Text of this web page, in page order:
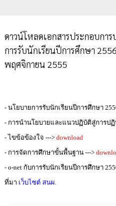
ดาวน์โหลดเอกสารประกอบกา
การรับนักเรียนปีการศึกษา
พฤศจิกายน 2555
- นโยบายการรับนักเรียนปีการศึกษา
- การนำนโยบายและแนวปฏิบัติสู่การป
- ไขข้อข้องใจ ---> download
- การจัดการศึกษาขั้นพื้นฐาน --->
- o-net กับการรับนักเรียนปีการศึกษา
ที่มา เว็บไซต์ สนผ.